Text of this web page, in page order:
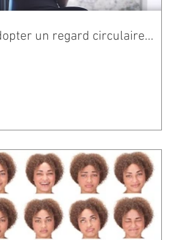
un regard circulaire...